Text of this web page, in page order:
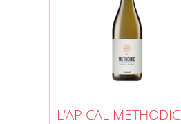
L’APICAL METHODIC